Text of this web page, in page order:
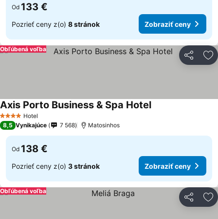
Od 133 €
Pozrieť ceny z(o) 8 stránok Zobraziť ceny
Zdieľať
Obľúbená voľba
4 Počet hviezdičiek
Hotel
Axis Porto Business & Spa Hotel
8,5 Vynikajúce 7 568 Matosinhos
Od 138 €
Pozrieť ceny z(o) 3 stránok Zobraziť ceny
Zdieľať
Obľúbená voľba